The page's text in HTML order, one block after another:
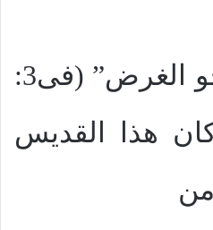
قدام، أسعى نحو الغرض” (فى3:
كان هذا القديس